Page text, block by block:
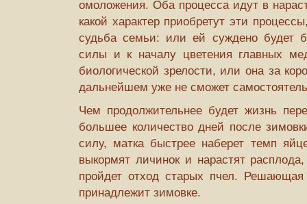
омоложения. Оба процесса идут в
какой характер приобретут эти
судьба семьи: или ей суждено будет
силы и к началу цветения главных
биологической зрелости, или она за
дальнейшем уже не сможет
Чем продолжительнее будет жизнь
большее количество дней после
силу, матка быстрее наберет темп
выкормят личинок и нарастят
пройдет отход старых пчел.
принадлежит зимовке.